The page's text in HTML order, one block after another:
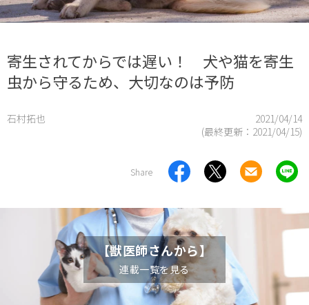
寄生されてからでは遅い！ 犬や猫を寄生
虫から守るため、大切なのは予防
石村拓也
2021/04/14
(最終更新： 2021/04/15)
Share
【獣医師さんから】
連載一覧を見る